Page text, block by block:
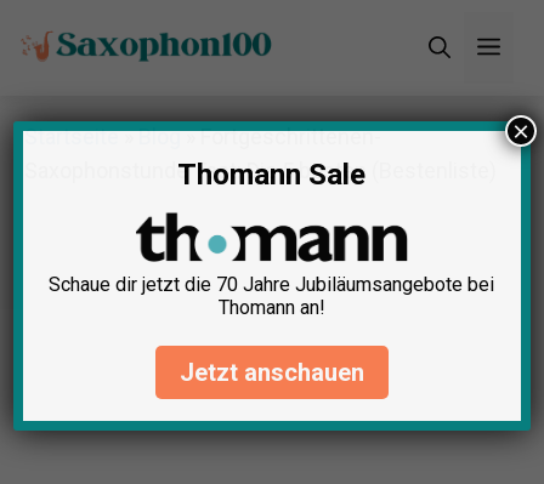
Inhalt
Startseite»Blog»Fortgeschrittenen-
Saxophonstunde Test: Die 5 besten (Bestenliste)
Thomann Sale
Schaue dir jetzt die 70 Jahre Jubiläumsangebote bei
Thomann an!
Jetzt anschauen
×